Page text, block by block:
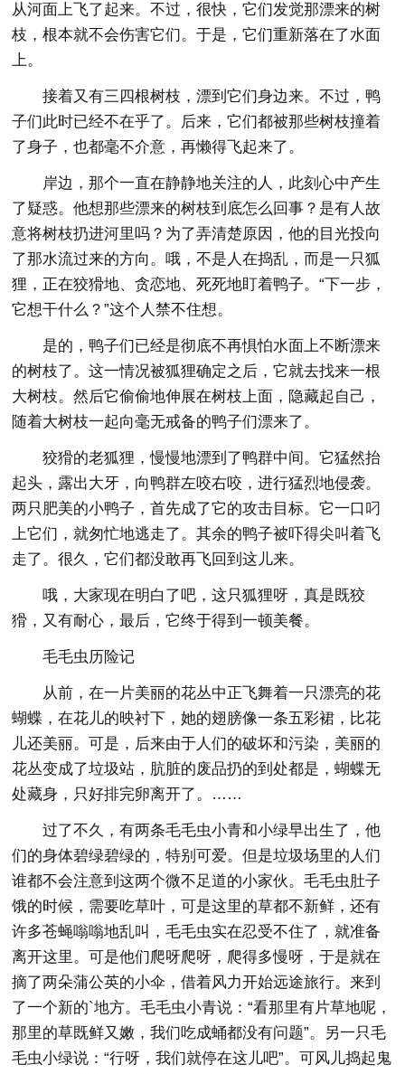
从河面上飞了起来。不过，很快，它们发觉那漂来的树
枝，根本就不会伤害它们。于是，它们重新落在了水面
上。
接着又有三四根树枝，漂到它们身边来。不过，鸭
子们此时已经不在乎了。后来，它们都被那些树枝撞着
了身子，也都毫不介意，再懒得飞起来了。
岸边，那个一直在静静地关注的人，此刻心中产生
了疑惑。他想那些漂来的树枝到底怎么回事？是有人故
意将树枝扔进河里吗？为了弄清楚原因，他的目光投向
了那水流过来的方向。哦，不是人在捣乱，而是一只狐
狸，正在狡猾地、贪恋地、死死地盯着鸭子。“下一步，
它想干什么？”这个人禁不住想。
是的，鸭子们已经是彻底不再惧怕水面上不断漂来
的树枝了。这一情况被狐狸确定之后，它就去找来一根
大树枝。然后它偷偷地伸展在树枝上面，隐藏起自己，
随着大树枝一起向毫无戒备的鸭子们漂来了。
狡猾的老狐狸，慢慢地漂到了鸭群中间。它猛然抬
起头，露出大牙，向鸭群左咬右咬，进行猛烈地侵袭。
两只肥美的小鸭子，首先成了它的攻击目标。它一口叼
上它们，就匆忙地逃走了。其余的鸭子被吓得尖叫着飞
走了。很久，它们都没敢再飞回到这儿来。
哦，大家现在明白了吧，这只狐狸呀，真是既狡
猾，又有耐心，最后，它终于得到一顿美餐。
毛毛虫历险记
从前，在一片美丽的花丛中正飞舞着一只漂亮的花
蝴蝶，在花儿的映衬下，她的翅膀像一条五彩裙，比花
儿还美丽。可是，后来由于人们的破坏和污染，美丽的
花丛变成了垃圾站，肮脏的废品扔的到处都是，蝴蝶无
处藏身，只好排完卵离开了。……
过了不久，有两条毛毛虫小青和小绿早出生了，他
们的身体碧绿碧绿的，特别可爱。但是垃圾场里的人们
谁都不会注意到这两个微不足道的小家伙。毛毛虫肚子
饿的时候，需要吃草叶，可是这里的草都不新鲜，还有
许多苍蝇嗡嗡地乱叫，毛毛虫实在忍受不住了，就准备
离开这里。可是他们爬呀爬呀，爬得多慢呀，于是就在
摘了两朵蒲公英的小伞，借着风力开始远途旅行。来到
了一个新的`地方。毛毛虫小青说：“看那里有片草地呢，
那里的草既鲜又嫩，我们吃成蛹都没有问题”。另一只毛
毛虫小绿说：“行呀，我们就停在这儿吧”。可风儿捣起鬼